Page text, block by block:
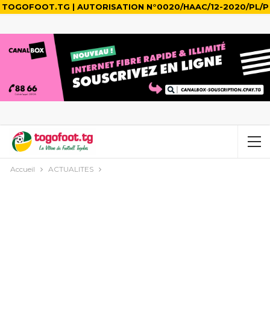
TOGOFOOT.TG | AUTORISATION N°0020/HAAC/12-2020/PL/P
Accueil ACTUALITES